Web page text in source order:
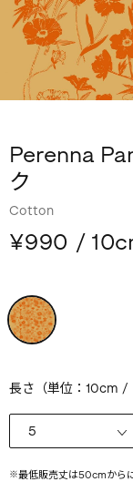
Perenna
ク
Cotton
¥990 /
長さ（単位：10cm /
※最低販売丈は50cmから